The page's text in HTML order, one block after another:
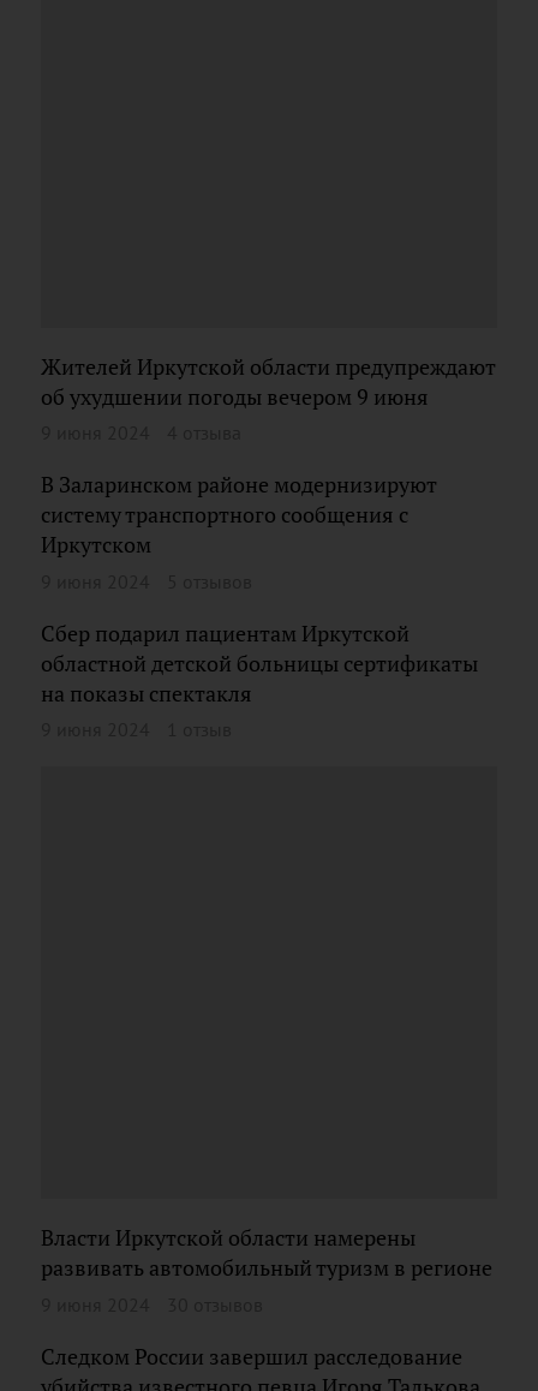
Жителей Иркутской области предупреждают
об ухудшении погоды вечером 9 июня
В Заларинском районе модернизируют
систему транспортного сообщения с
Иркутском
Сбер подарил пациентам Иркутской
областной детской больницы сертификаты
на показы спектакля
Власти Иркутской области намерены
развивать автомобильный туризм в регионе
Следком России завершил расследование